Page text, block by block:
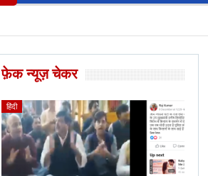
फ़ेक न्यूज़ चेकर
हिंदी BANGLA